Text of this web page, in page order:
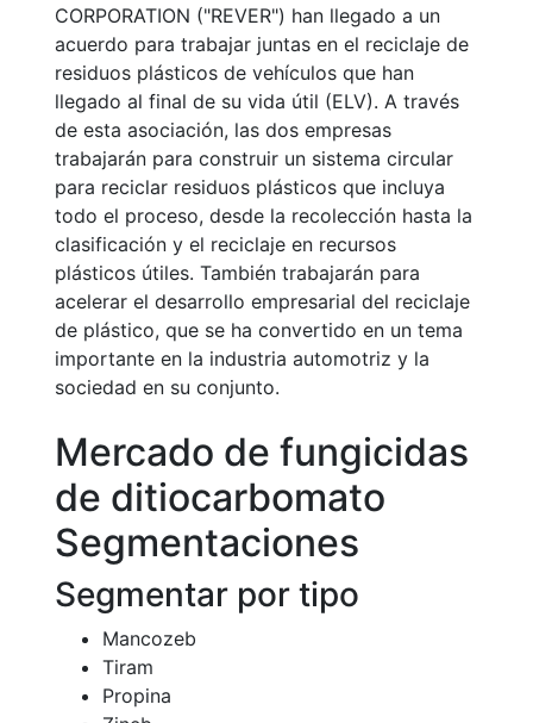
CORPORATION ("REVER") han llegado a un
acuerdo para trabajar juntas en el reciclaje de
residuos plásticos de vehículos que han
llegado al final de su vida útil (ELV). A través
de esta asociación, las dos empresas
trabajarán para construir un sistema circular
para reciclar residuos plásticos que incluya
todo el proceso, desde la recolección hasta la
clasificación y el reciclaje en recursos
plásticos útiles. También trabajarán para
acelerar el desarrollo empresarial del reciclaje
de plástico, que se ha convertido en un tema
importante en la industria automotriz y la
sociedad en su conjunto.
Mercado de fungicidas
de ditiocarbomato
Segmentaciones
Segmentar por tipo
Mancozeb
Tiram
Propina